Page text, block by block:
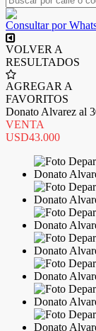
Consultar por
VOLVER A
RESULTADOS
AGREGAR A
FAVORITOS
Donato Alvarez al
VENTA
USD43.000